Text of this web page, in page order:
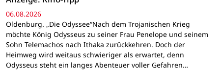
06.08.2026
Oldenburg. „Die Odyssee“Nach dem Trojanischen Krieg
möchte König Odysseus zu seiner Frau Penelope und seinem
Sohn Telemachos nach Ithaka zurückkehren. Doch der
Heimweg wird weitaus schwieriger als erwartet, denn
Odysseus steht ein langes Abenteuer voller Gefahren…